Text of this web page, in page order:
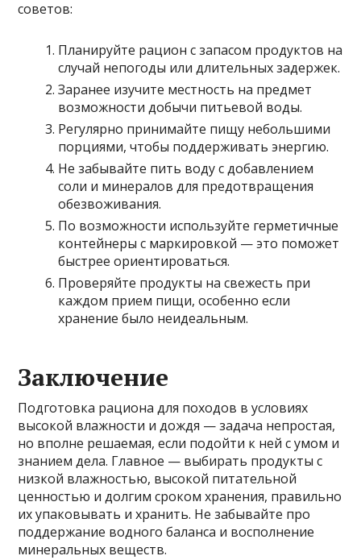
советов:
Планируйте рацион с запасом продуктов на
случай непогоды или длительных задержек.
Заранее изучите местность на предмет
возможности добычи питьевой воды.
Регулярно принимайте пищу небольшими
порциями, чтобы поддерживать энергию.
Не забывайте пить воду с добавлением
соли и минералов для предотвращения
обезвоживания.
По возможности используйте герметичные
контейнеры с маркировкой — это поможет
быстрее ориентироваться.
Проверяйте продукты на свежесть при
каждом прием пищи, особенно если
хранение было неидеальным.
Заключение
Подготовка рациона для походов в условиях
высокой влажности и дождя — задача непростая,
но вполне решаемая, если подойти к ней с умом и
знанием дела. Главное — выбирать продукты с
низкой влажностью, высокой питательной
ценностью и долгим сроком хранения, правильно
их упаковывать и хранить. Не забывайте про
поддержание водного баланса и восполнение
минеральных веществ.